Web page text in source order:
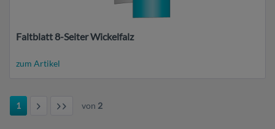
Faltblatt 8-Seiter Wickelfalz
zum Artikel
1 von 2